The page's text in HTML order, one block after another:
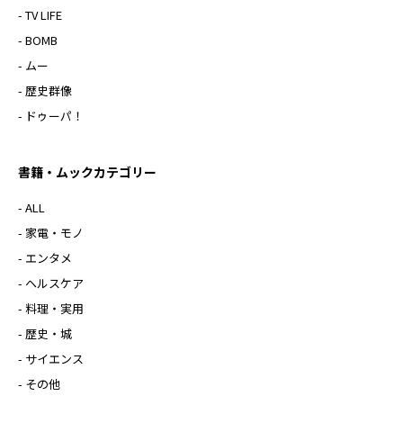
- TV LIFE
- BOMB
- ムー
- 歴史群像
- ドゥーパ！
書籍・ムックカテゴリー
- ALL
- 家電・モノ
- エンタメ
- ヘルスケア
- 料理・実用
- 歴史・城
- サイエンス
- その他